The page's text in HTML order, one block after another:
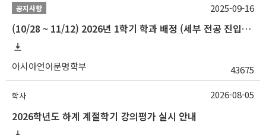
공지사항
(10/28 ~ 11/12) 2026년 1학기 학과 배정 (세부 전공 진입) 안내
아시아언어문명학부 43675
2025-09-16
학사
2026학년도 하계 계절학기 강의평가 실시 안내
2026-08-05